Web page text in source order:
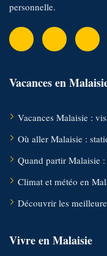
personnelle.
Vacances en
Vacances Malaisie :
Où aller Malaisie :
Quand partir Malaisie
Climat et météo en
Découvrir les
Vivre en Malaisie